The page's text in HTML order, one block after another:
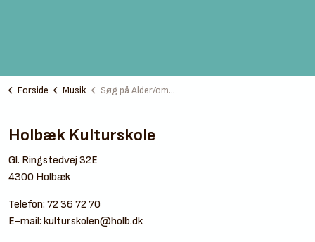
Forside Musik Søg på Alder/område
Holbæk Kulturskole
Gl. Ringstedvej 32E
4300 Holbæk
Telefon: 72 36 72 70
E-mail: kulturskolen@holb.dk